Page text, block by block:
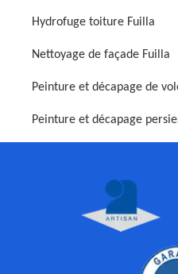
Hydrofuge toiture Fuilla
Nettoyage de façade Fuilla
Peinture et décapage de
Peinture et décapage